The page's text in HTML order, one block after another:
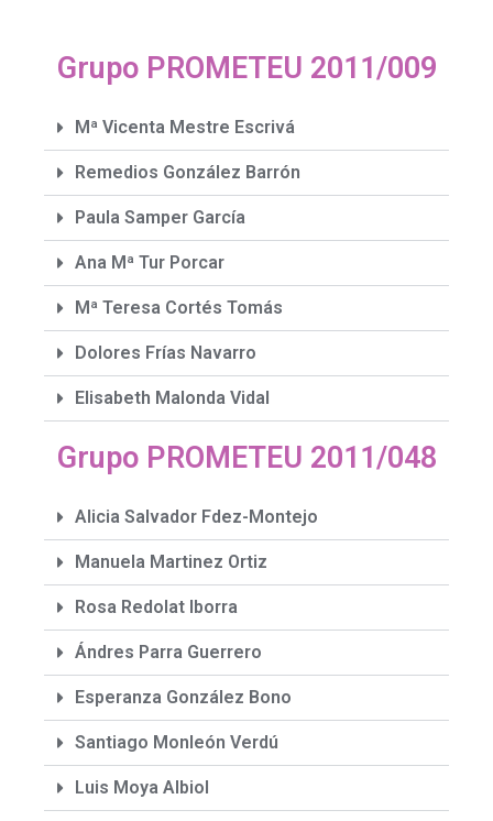
Grupo PROMETEU 2011/009
Mª Vicenta Mestre Escrivá
Remedios González Barrón
Paula Samper García
Ana Mª Tur Porcar
Mª Teresa Cortés Tomás
Dolores Frías Navarro
Elisabeth Malonda Vidal
Grupo PROMETEU 2011/048
Alicia Salvador Fdez-Montejo
Manuela Martinez Ortiz
Rosa Redolat Iborra
Ándres Parra Guerrero
Esperanza González Bono
Santiago Monleón Verdú
Luis Moya Albiol